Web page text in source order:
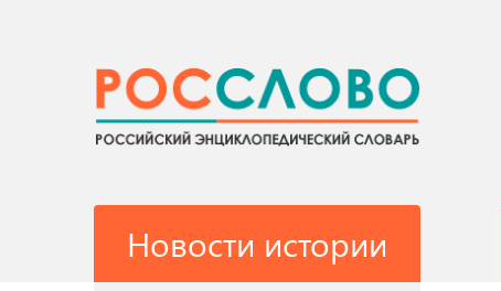
Новости истории